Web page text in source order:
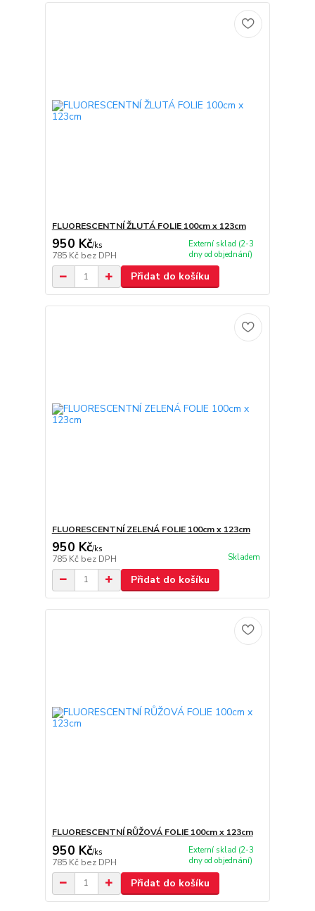
FLUORESCENTNÍ ŽLUTÁ FOLIE 100cm x 123cm
950 Kč/ks
785 Kč bez DPH
Externí sklad (2-3
dny od objednání)
Přidat do košíku
FLUORESCENTNÍ ZELENÁ FOLIE 100cm x 123cm
950 Kč/ks
785 Kč bez DPH Skladem
Přidat do košíku
FLUORESCENTNÍ RŮŽOVÁ FOLIE 100cm x 123cm
950 Kč/ks
785 Kč bez DPH
Externí sklad (2-3
dny od objednání)
Přidat do košíku